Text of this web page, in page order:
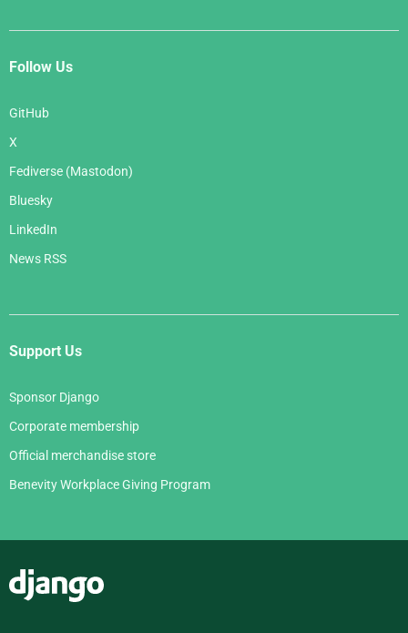
Follow Us
GitHub
X
Fediverse (Mastodon)
Bluesky
LinkedIn
News RSS
Support Us
Sponsor Django
Corporate membership
Official merchandise store
Benevity Workplace Giving Program